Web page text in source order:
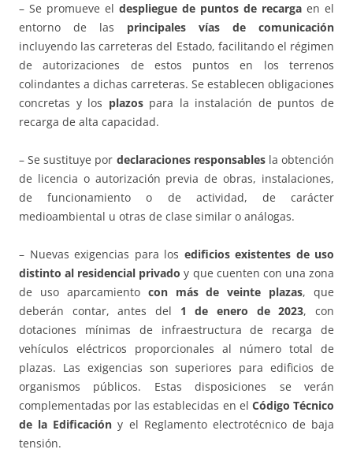
– Se promueve el despliegue de puntos de recarga en el
entorno de las principales vías de comunicación
incluyendo las carreteras del Estado, facilitando el régimen
de autorizaciones de estos puntos en los terrenos
colindantes a dichas carreteras. Se establecen obligaciones
concretas y los plazospara la instalación de puntos de
recarga de alta capacidad.
– Se sustituye por declaraciones responsablesla obtención
de licencia o autorización previa de obras, instalaciones,
de funcionamiento o de actividad, de carácter
medioambiental u otras de clase similar o análogas.
– Nuevas exigencias para los edificios existentes de uso
distinto al residencial privadoy que cuenten con una zona
de uso aparcamiento con más de veinte plazas, que
deberán contar, antes del 1 de enero de 2023, con
dotaciones mínimas de infraestructura de recarga de
vehículos eléctricos proporcionales al número total de
plazas. Las exigencias son superiores para edificios de
organismos públicos. Estas disposiciones se verán
complementadas por las establecidas en el Código Técnico
de la Edificacióny el Reglamento electrotécnico de baja
tensión.